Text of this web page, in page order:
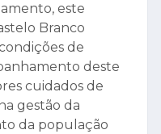
este
Branco
de
deste
cuidados de
gestão da
da população